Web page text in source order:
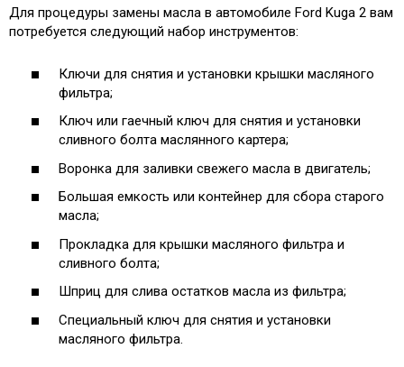
Для процедуры замены масла в автомобиле Ford Kuga 2 вам
потребуется следующий набор инструментов:
Ключи для снятия и установки крышки масляного
фильтра;
Ключ или гаечный ключ для снятия и установки
сливного болта маслянного картера;
Воронка для заливки свежего масла в двигатель;
Большая емкость или контейнер для сбора старого
масла;
Прокладка для крышки масляного фильтра и
сливного болта;
Шприц для слива остатков масла из фильтра;
Специальный ключ для снятия и установки
масляного фильтра.